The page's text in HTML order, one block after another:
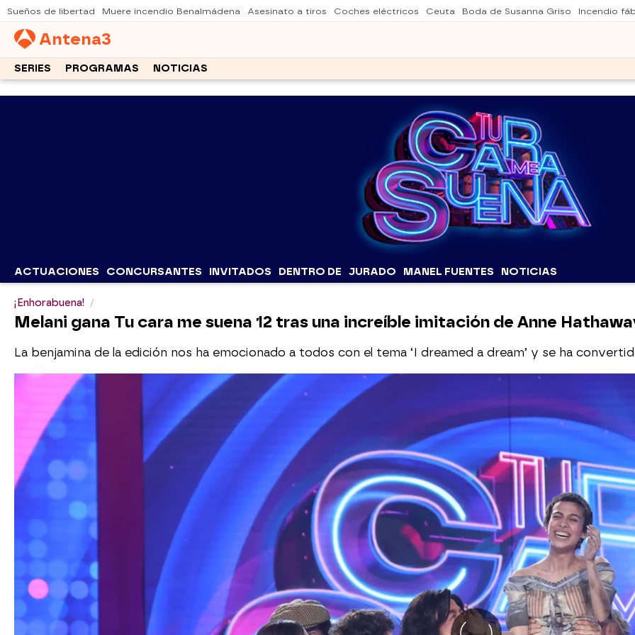
Sueños de libertad Muere incendio Benalmádena Asesinato a tiros Coches eléctricos Ceuta Boda de Susanna Griso Incendio
Antena3
SERIES PROGRAMAS NOTICIAS
ACTUACIONES CONCURSANTES INVITADOS DENTRO DE JURADO MANEL FUENTES NOTICIAS
¡Enhorabuena!
Melani gana Tu cara me suena 12 tras una increíble imitación de Anne
La benjamina de la edición nos ha emocionado a todos con el tema ‘I dreamed a dream’ y se ha